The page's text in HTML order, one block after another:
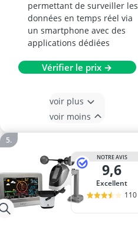
permettant de surveiller les
données en temps réel via
un smartphone avec des
applications dédiées
Vérifier le prix →
voir plus
voir moins
NOTRE AVIS
9,6
Excellent
110